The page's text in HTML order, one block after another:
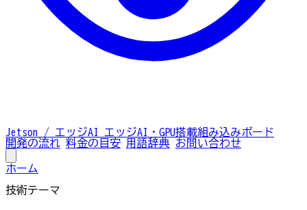
Jetson / エッジAI
エッジAI・GPU搭載組み込みボード
開発の流れ 料金の目安 用語辞典 お問い合わせ
ホーム
技術テーマ